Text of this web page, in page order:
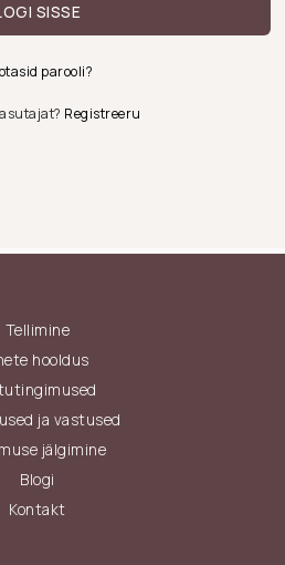
SISSE
parooli?
Registreeru
Tellimine
hooldus
ja vastused
jälgimine
Blogi
Kontakt